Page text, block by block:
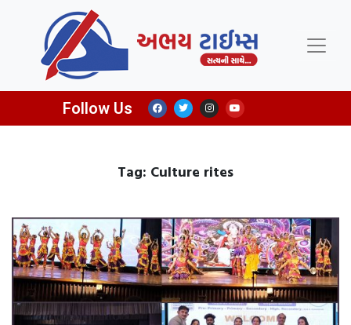
Follow Us
Tag: Culture rites